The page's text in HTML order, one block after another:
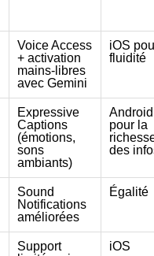
Voice Access
+ activation
mains-libres
avec Gemini
iOS
fluidité
Expressive
Captions
(émotions,
sons
ambiants)
Android
pour la
des
Sound
Notifications
améliorées
Égalité
Support
iOS